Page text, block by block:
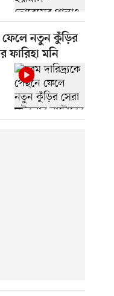
ফেলে নতুন কুঁড়ির
ফারিহা মনি